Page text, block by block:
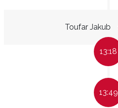
Toufar Jakub
13:18
13:49